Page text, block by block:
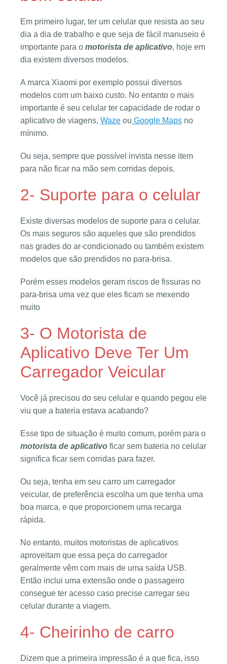
Em primeiro lugar, ter um celular que resista ao seu
dia a dia de trabalho e que seja de fácil manuseio é
importante para o motorista de aplicativo, hoje em
dia existem diversos modelos.
A marca Xiaomi por exemplo possui diversos
modelos com um baixo custo. No entanto o mais
importante é seu celular ter capacidade de rodar o
aplicativo de viagens, Waze ou Google Maps no
mínimo.
Ou seja, sempre que possível invista nesse item
para não ficar na mão sem corridas depois.
2- Suporte para o celular
Existe diversas modelos de suporte para o celular.
Os mais seguros são aqueles que são prendidos
nas grades do ar-condicionado ou também existem
modelos que são prendidos no para-brisa.
Porém esses modelos geram riscos de fissuras no
para-brisa uma vez que eles ficam se mexendo
muito
3- O Motorista de
Aplicativo Deve Ter Um
Carregador Veicular
Você já precisou do seu celular e quando pegou ele
viu que a bateria estava acabando?
Esse tipo de situação é muito comum, porém para o
motorista de aplicativo ficar sem bateria no celular
significa ficar sem corridas para fazer.
Ou seja, tenha em seu carro um carregador
veicular, de preferência escolha um que tenha uma
boa marca, e que proporcionem uma recarga
rápida.
No entanto, muitos motoristas de aplicativos
aproveitam que essa peça do carregador
geralmente vêm com mais de uma saída USB.
Então inclui uma extensão onde o passageiro
consegue ter acesso caso precise carregar seu
celular durante a viagem.
4- Cheirinho de carro
Dizem que a primeira impressão é a que fica, isso